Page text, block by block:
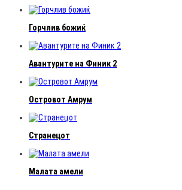
Горчлив божиќ
Авантурите на Финик 2
Островот Амрум
Странецот
Малата амели